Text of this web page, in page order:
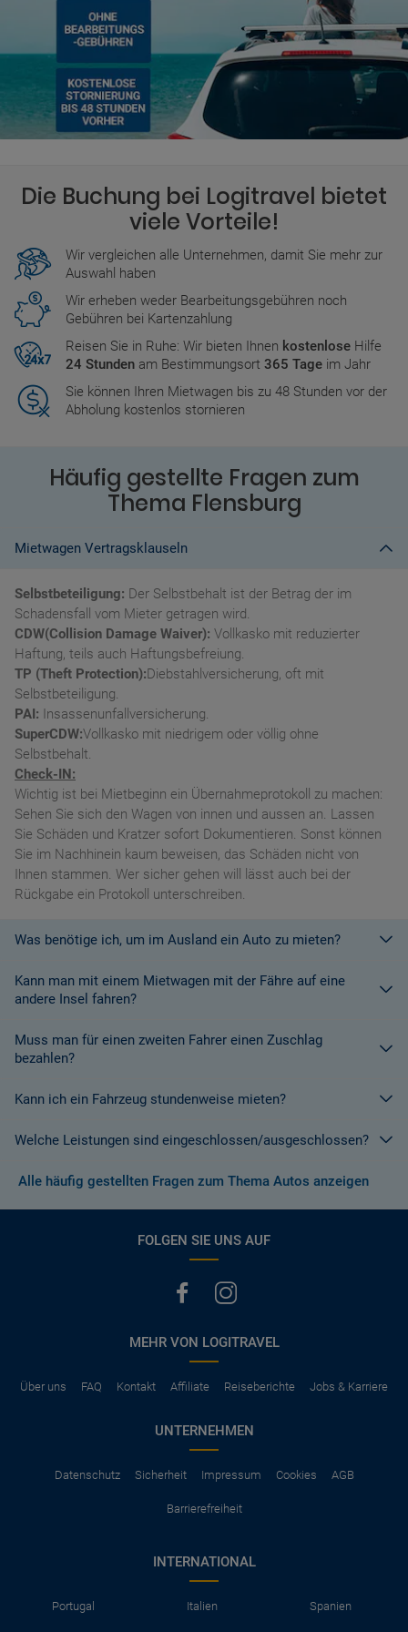
Die Buchung bei Logitravel bietet
viele Vorteile!
Wir vergleichen alle Unternehmen, damit Sie mehr zur
Auswahl haben
Wir erheben weder Bearbeitungsgebühren noch
Gebühren bei Kartenzahlung
Reisen Sie in Ruhe: Wir bieten Ihnen kostenlose Hilfe
24 Stunden am Bestimmungsort 365 Tage im Jahr
Sie können Ihren Mietwagen bis zu 48 Stunden vor der
Abholung kostenlos stornieren
Häufig gestellte Fragen zum
Thema Flensburg
Mietwagen Vertragsklauseln
Selbstbeteiligung: Der Selbstbehalt ist der Betrag der im
Schadensfall vom Mieter getragen wird.
CDW(Collision Damage Waiver): Vollkasko mit reduzierter
Haftung, teils auch Haftungsbefreiung.
TP (Theft Protection):Diebstahlversicherung, oft mit
Selbstbeteiligung.
PAI: Insassenunfallversicherung.
SuperCDW:Vollkasko mit niedrigem oder völlig ohne
Selbstbehalt.
Check-IN:
Wichtig ist bei Mietbeginn ein Übernahmeprotokoll zu machen:
Sehen Sie sich den Wagen von innen und aussen an. Lassen
Sie Schäden und Kratzer sofort Dokumentieren. Sonst können
Sie im Nachhinein kaum beweisen, das Schäden nicht von
Ihnen stammen. Wer sicher gehen will lässt auch bei der
Rückgabe ein Protokoll unterschreiben.
Was benötige ich, um im Ausland ein Auto zu mieten?
Mit einem europäischen Führerschein ist es kein Problem ein
Fahrzeug zu mieten. In Europa und bei den meisten
Kann man mit einem Mietwagen mit der Fähre auf eine
andere Insel fahren?
Die meisten Fahrzeugvermieter erlauben aus Gründen des
Versicherungsschutzes an Bord eines Schiffes nicht, dass ihre
Informationen finden Sie in den Bedingungen des Vermieters.
Muss man für einen zweiten Fahrer einen Zuschlag
bezahlen?
Ja. Für jeden zusätzlichen Fahrer muss am Zielort ein Zuschlag
Sonderangebot informiert, bei dem ein zusätzlicher Fahrer
Kann ich ein Fahrzeug stundenweise mieten?
Derzeit ist der Mindestzeitraum für eine Autoanmietung 24
Welche Leistungen sind eingeschlossen/ausgeschlossen?
Normalerweise werden Ihnen in den AGB's die Leistungen beim
Abschluss der Buchung aufgezeigt. Wenn nicht anders
(Normalerweise mit SB)
Die folgenden Leistungen sind normalerweise im Mietpreis
Parkhäuser, Maut, Steuern, Strafzettel
Kindersitze, GPS, Schneeketten
Alle häufig gestellten Fragen zum Thema Autos anzeigen
FOLGEN SIE UNS AUF
MEHR VON LOGITRAVEL
Über uns FAQ Kontakt Affiliate Reiseberichte Jobs & Karriere
UNTERNEHMEN
Datenschutz Sicherheit Impressum Cookies AGB
Barrierefreiheit
INTERNATIONAL
Portugal Italien Spanien